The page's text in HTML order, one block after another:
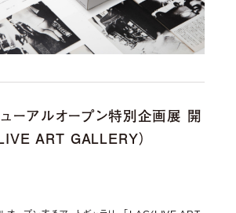
ューアルオープン特別企画展 開
ART GALLERY）